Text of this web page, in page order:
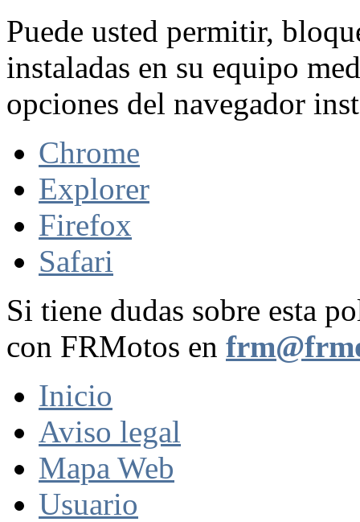
Puede usted permitir,
instaladas en su equipo
opciones del navegador
Chrome
Explorer
Firefox
Safari
Si tiene dudas sobre esta
con FRMotos en
Inicio
Aviso legal
Mapa Web
Usuario